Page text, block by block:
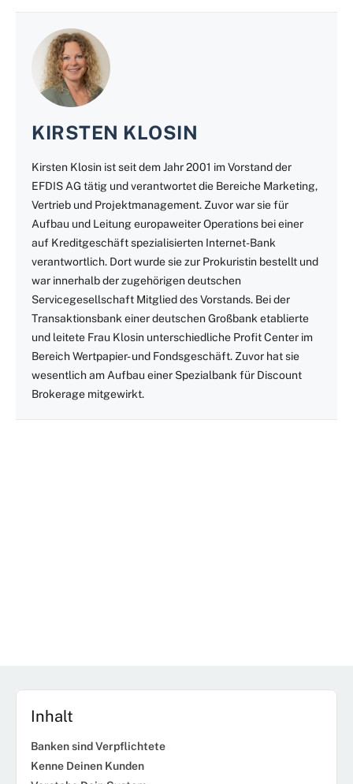
KIRSTEN KLOSIN
Kirsten Klosin ist seit dem Jahr 2001 im Vorstand der
EFDIS AG tätig und verantwortet die Bereiche Marketing,
Vertrieb und Projektmanagement. Zuvor war sie für
Aufbau und Leitung europaweiter Operations bei einer
auf Kreditgeschäft spezialisierten Internet-Bank
verantwortlich. Dort wurde sie zur Prokuristin bestellt und
war innerhalb der zugehörigen deutschen
Servicegesellschaft Mitglied des Vorstands. Bei der
Transaktionsbank einer deutschen Großbank etablierte
und leitete Frau Klosin unterschiedliche Profit Center im
Bereich Wertpapier- und Fondsgeschäft. Zuvor hat sie
wesentlich am Aufbau einer Spezialbank für Discount
Brokerage mitgewirkt.
Inhalt
Banken sind Verpflichtete
Kenne Deinen Kunden